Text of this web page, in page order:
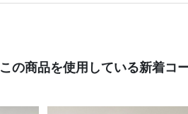
この商品を使用している新着コ